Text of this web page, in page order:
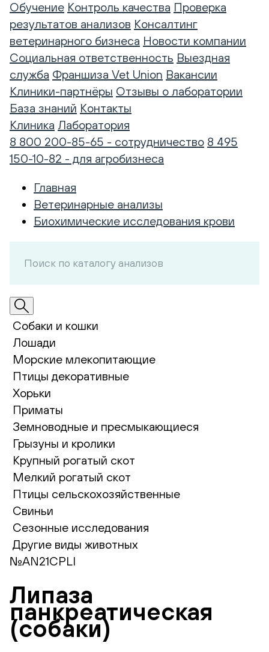
Обучение Контроль качества Проверка
результатов анализов Консалтинг
ветеринарного бизнеса Новости компании
Социальная ответственность Выездная
служба Франшиза Vet Union Вакансии
Клиники-партнёры Отзывы о лаборатории
База знаний Контакты
Клиника Лаборатория
8 800 200-85-65 - сотрудничество 8 495
150-10-82 - для агробизнеса
Главная
Ветеринарные анализы
Биохимические исследования крови
Собаки и кошки
Лошади
Морские млекопитающие
Птицы декоративные
Хорьки
Приматы
Земноводные и пресмыкающиеся
Грызуны и кролики
Крупный рогатый скот
Мелкий рогатый скот
Птицы сельскохозяйственные
Свиньи
Сезонные исследования
Другие виды животных
№AN21CPLI
Липаза
панкреатическая
(собаки)